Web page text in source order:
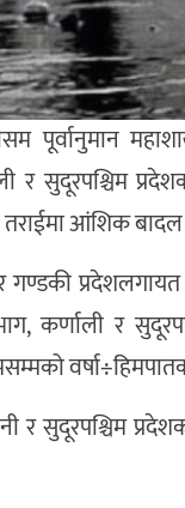
पूर्वानुमान
र सुदूरपश्चिम
तराईमा आंशिक बादल
प्रदेशलगायत
कर्णाली र
र सुदूरपश्चिम